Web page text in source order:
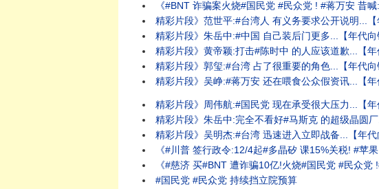
《#BNT 诈骗案火烧#国民党 #民众党 ! #蒋万安 昔喊:相信
精彩片段》范世平:#台湾人 有义务要求公开说明...
精彩片段》朱岳中:#中国 自己装后门更多...【年代
精彩片段》黄帝颖:打击#陈时中 的人应该道歉...【
精彩片段》郭玺:#台湾 占了很重要的角色...【年代
精彩片段》吴峥:#蒋万安 还在喂食公众假资讯...【
精彩片段》周伟航:#国民党 现在承受很大压力...【
精彩片段》朱岳中:完全不看好#马斯克 的超级晶圆
精彩片段》吴明杰:#台湾 迅速进入立即战备...【年
《#川普 签行政令:12/4起#多晶矽 课15%关税! #苹果 出
《#慈济 买#BNT 遭诈骗10亿!火烧#国民党 #民众
#国民党 #民众党 持续挡立院预算